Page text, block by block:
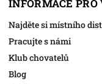
INFORMACE PRO
Najděte si místního
Pracujte s námi
Klub chovatelů
Blog